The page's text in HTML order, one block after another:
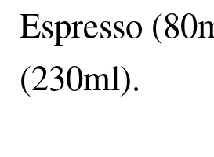
Espresso
(230ml).